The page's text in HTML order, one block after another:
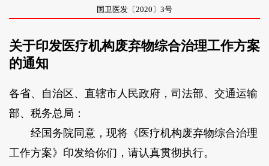
国卫医发〔2020〕3号
关于印发医疗机构废弃物综合治理工作方案
的通知
各省、自治区、直辖市人民政府，司法部、交通运输
部、税务总局：
经国务院同意，现将《医疗机构废弃物综合治理
工作方案》印发给你们，请认真贯彻执行。